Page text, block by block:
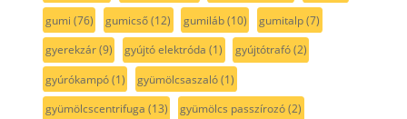
gumi (76) gumicső(12) gumiláb(10) gumitalp(7)
gyerekzár(9) gyújtó elektróda (1) gyújtótrafó(2)
gyúrókampó(1) gyümölcsaszaló(1)
gyümölcscentrifuga (13) gyümölcs passzírozó(2)